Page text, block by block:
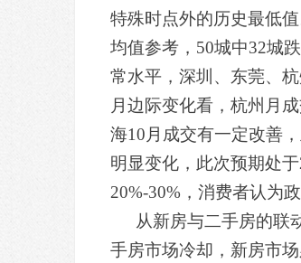
特殊时点外的历史最低
均值参考，50城中32城
常水平，深圳、东莞、
月边际变化看，杭州月
海10月成交有一定改善
明显变化，此次预期处
20%-30%，消费者认为
从新房与二手房的联
手房市场冷却，新房市